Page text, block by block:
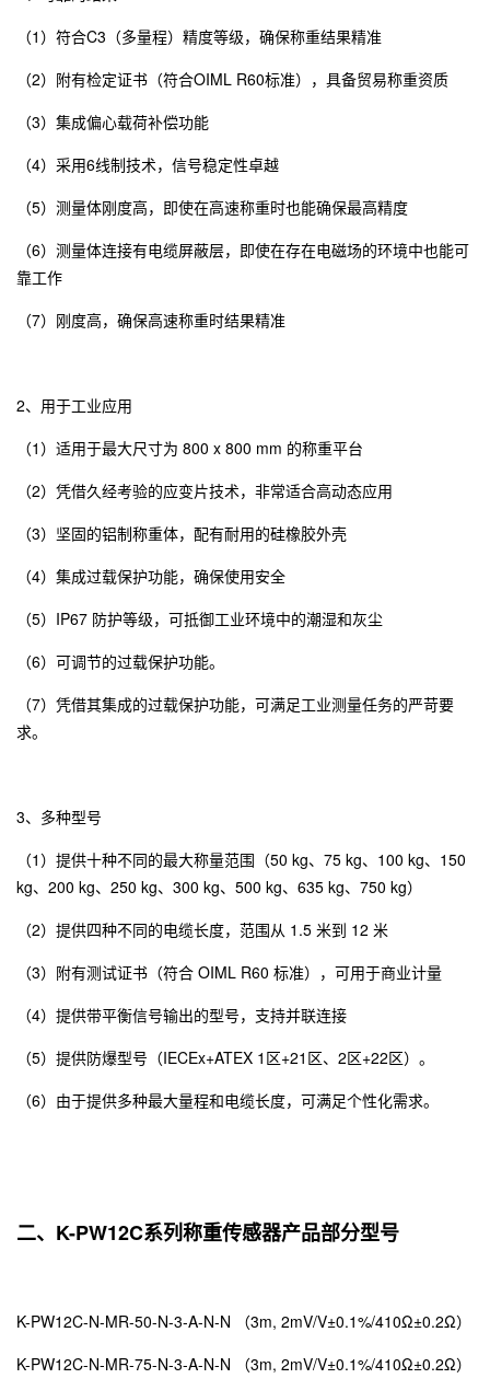
（1）符合C3（多量程）精度等级，确保称重结果精准
（2）附有检定证书（符合OIML R60标准），具备贸易称重资质
（3）集成偏心载荷补偿功能
（4）采用6线制技术，信号稳定性卓越
（5）测量体刚度高，即使在高速称重时也能确保最高精度
（6）测量体连接有电缆屏蔽层，即使在存在电磁场的环境中也能可
靠工作
（7）刚度高，确保高速称重时结果精准
2、用于工业应用
（1）适用于最大尺寸为 800 x 800 mm 的称重平台
（2）凭借久经考验的应变片技术，非常适合高动态应用
（3）坚固的铝制称重体，配有耐用的硅橡胶外壳
（4）集成过载保护功能，确保使用安全
（5）IP67 防护等级，可抵御工业环境中的潮湿和灰尘
（6）可调节的过载保护功能。
（7）凭借其集成的过载保护功能，可满足工业测量任务的严苛要
求。
3、多种型号
（1）提供十种不同的最大称量范围（50 kg、75 kg、100 kg、150
kg、200 kg、250 kg、300 kg、500 kg、635 kg、750 kg）
（2）提供四种不同的电缆长度，范围从 1.5 米到 12 米
（3）附有测试证书（符合 OIML R60 标准），可用于商业计量
（4）提供带平衡信号输出的型号，支持并联连接
（5）提供防爆型号（IECEx+ATEX 1区+21区、2区+22区）。
（6）由于提供多种最大量程和电缆长度，可满足个性化需求。
二、K-PW12C系列称重传感器产品部分型号
K-PW12C-N-MR-50-N-3-A-N-N （3m, 2mV/V±0.1%/410Ω±0.2Ω）
K-PW12C-N-MR-75-N-3-A-N-N （3m, 2mV/V±0.1%/410Ω±0.2Ω）